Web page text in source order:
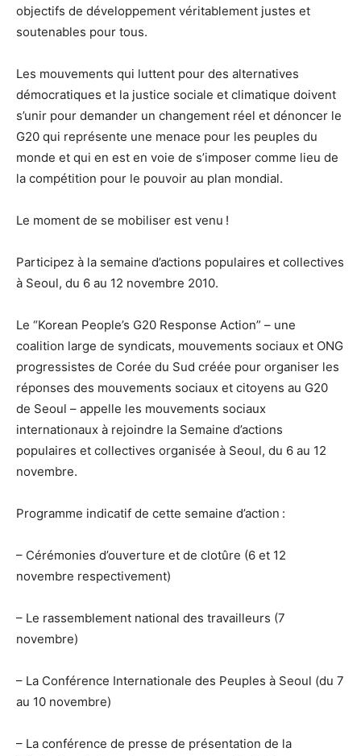
objectifs de développement véritablement justes et
soutenables pour tous.
Les mouvements qui luttent pour des alternatives
démocratiques et la justice sociale et climatique doivent
s’unir pour demander un changement réel et dénoncer le
G20 qui représente une menace pour les peuples du
monde et qui en est en voie de s’imposer comme lieu de
la compétition pour le pouvoir au plan mondial.
Le moment de se mobiliser est venu !
Participez à la semaine d’actions populaires et collectives
à Seoul, du 6 au 12 novembre 2010.
Le “Korean People’s G20 Response Action” – une
coalition large de syndicats, mouvements sociaux et ONG
progressistes de Corée du Sud créée pour organiser les
réponses des mouvements sociaux et citoyens au G20
de Seoul – appelle les mouvements sociaux
internationaux à rejoindre la Semaine d’actions
populaires et collectives organisée à Seoul, du 6 au 12
novembre.
Programme indicatif de cette semaine d’action :
– Cérémonies d’ouverture et de clotûre (6 et 12
novembre respectivement)
– Le rassemblement national des travailleurs (7
novembre)
– La Conférence Internationale des Peuples à Seoul (du 7
au 10 novembre)
– La conférence de presse de présentation de la